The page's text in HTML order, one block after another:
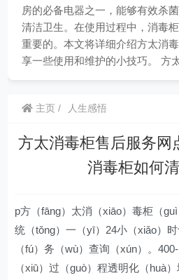
房的必备电器之一，能够有效杀
清洁卫生。在使用过程中，消毒
重要的。本文将详细介绍方太消
享一些使用和维护的小技巧。 方
主页 人生感悟
方太消毒柜售后服务
消毒柜如何
p方（fāng）太消（xiāo）毒柜（guì
统（tǒng）一（yī）24小（xiǎo）
（fú）务（wù）查询（xún）。
（xiū）过（guò）程透明化（huà